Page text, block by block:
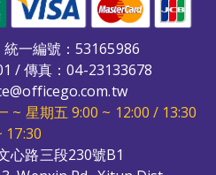
統一編號：53165986
/ 傳真：04-23133678
~ 星期五 9:00 ~ 12:00 / 13:30
17:30
心路三段230號B1